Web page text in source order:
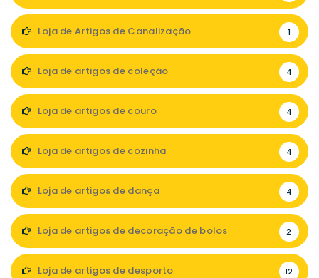
Loja de Artigos de Canalização 1
Loja de artigos de coleção 4
Loja de artigos de couro 4
Loja de artigos de cozinha 4
Loja de artigos de dança 4
Loja de artigos de decoração de bolos 2
Loja de artigos de desporto 12